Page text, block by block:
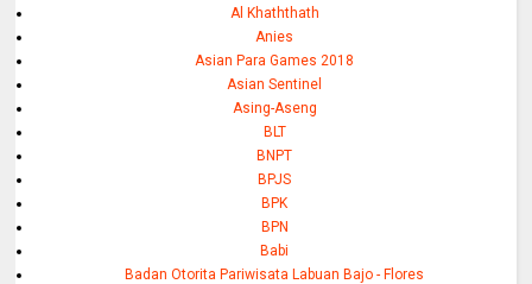
Al Khaththath
Anies
Asian Para Games 2018
Asian Sentinel
Asing-Aseng
BLT
BNPT
BPJS
BPK
BPN
Babi
Badan Otorita Pariwisata Labuan Bajo - Flores